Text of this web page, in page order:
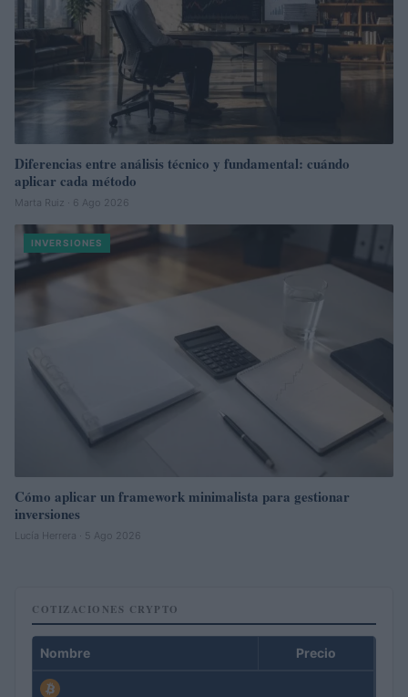
Diferencias entre análisis técnico y fundamental: cuándo
aplicar cada método
Marta Ruiz · 6 Ago 2026
INVERSIONES
Cómo aplicar un framework minimalista para gestionar
inversiones
Lucía Herrera · 5 Ago 2026
COTIZACIONES CRYPTO
Nombre Precio